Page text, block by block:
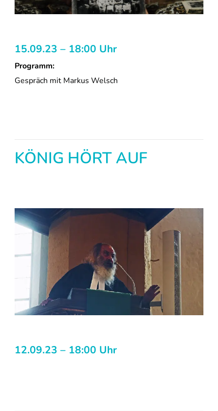
15.09.23 – 18:00 Uhr
Programm:
Gespräch mit Markus Welsch
KÖNIG HÖRT AUF
12.09.23 – 18:00 Uhr